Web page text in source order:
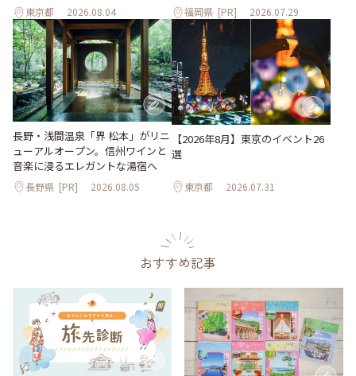
東京都 2026.08.04 福岡県 [PR] 2026.07.29
長野・浅間温泉「界 松本」がリニ
ューアルオープン。信州ワインと
音楽に浸るエレガントな湯宿へ
長野県 [PR] 2026.08.05
【2026年8月】東京のイベント26
選
東京都 2026.07.31
おすすめ記事